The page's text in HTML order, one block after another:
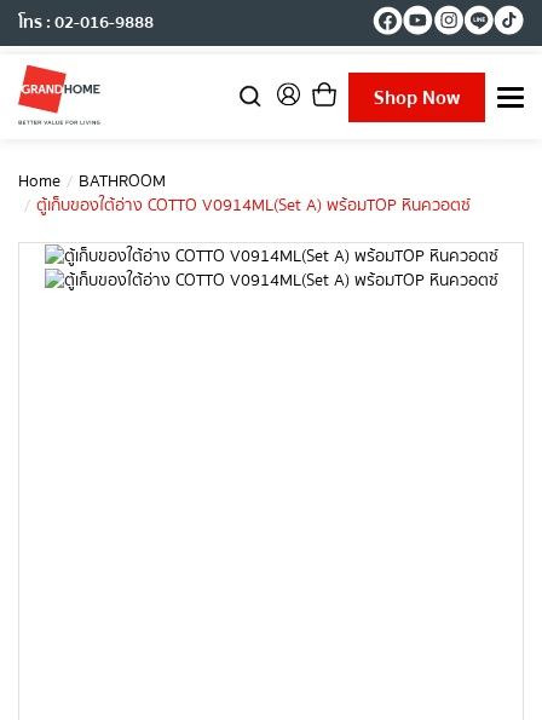
โทร : 02-016-9888
Shop Now
T
n
Home
BATHROOM
ตู้เก็บของใต้อ่าง COTTO V0914ML(Set A) พร้อมTOP หินควอตซ์